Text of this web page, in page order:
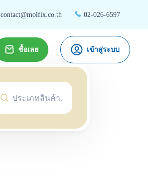
contact@molfix.co.th 02-026-6597
ซื้อเลย เข้าสู่ระบบ